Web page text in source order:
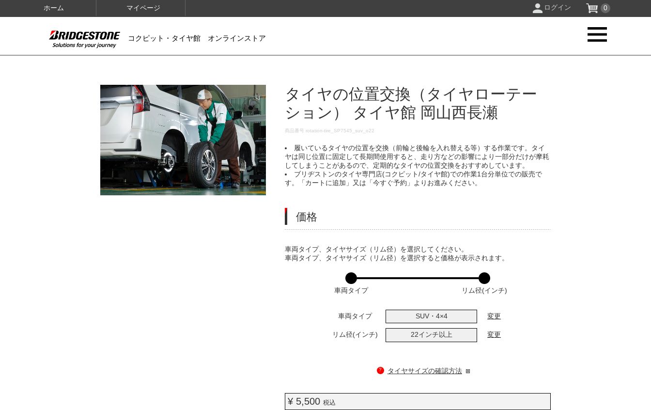
ホーム マイページ ログイン 0
コクピット・タイヤ館 オンラインストア
IMAGES
タイヤの位置交換（タイヤローテー
ション） タイヤ館 岡山西長瀬
DETAILS
商品番号 rotation-tire_SP7545_suv_o22
履いているタイヤの位置を交換（前輪と後輪を入れ替える等）する作業です。タイ
ヤは同じ位置に固定して長期間使用すると、走り方などの影響により一部分だけが摩耗
してしまうことがあるので、定期的なタイヤの位置交換をおすすめしています。
ブリヂストンのタイヤ専門店(コクピット/タイヤ館)での作業1台分単位での販売で
す。「カートに追加」又は「今すぐ予約」よりお進みください。
価格
VARIATIONS
車両タイプ、タイヤサイズ（リム径）を選択してください。
車両タイプ、タイヤサイズ（リム径）を選択すると価格が表示されます。
車両タイプ リム径(インチ)
車両タイプ SUV・4×4 変更
リム径(インチ) 22インチ以上 変更
? タイヤサイズの確認方法
¥ 5,500税込